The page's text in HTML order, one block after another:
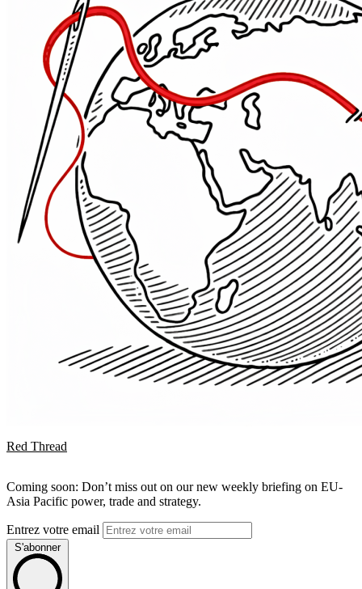
Red Thread
Coming soon: Don’t miss out on our new weekly briefing on EU-
Asia Pacific power, trade and strategy.
Entrez votre email
S'abonner